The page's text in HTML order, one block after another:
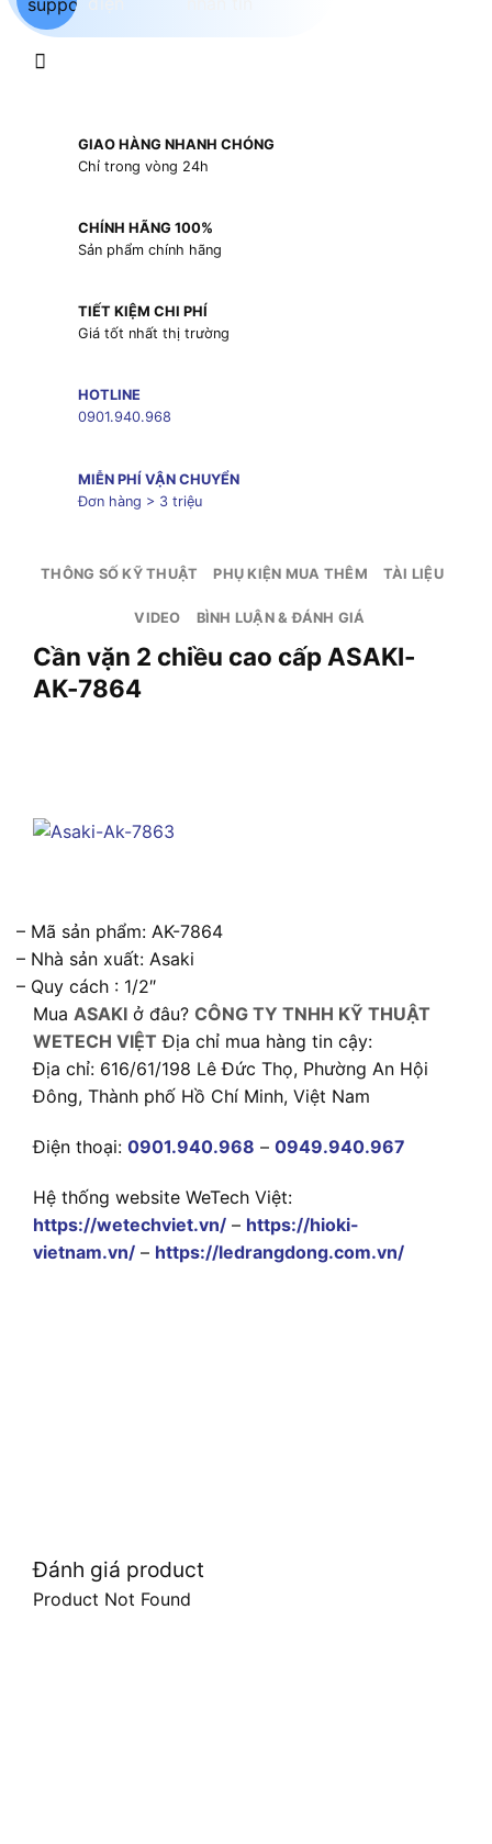
GIAO HÀNG NHANH CHÓNG
Chỉ trong vòng 24h
CHÍNH HÃNG 100%
Sản phẩm chính hãng
TIẾT KIỆM CHI PHÍ
Giá tốt nhất thị trường
HOTLINE
0901.940.968
MIỄN PHÍ VẬN CHUYỂN
Đơn hàng > 3 triệu
THÔNG SỐ KỸ THUẬT PHỤ KIỆN MUA THÊM TÀI LIỆU
VIDEO BÌNH LUẬN & ĐÁNH GIÁ
Cần vặn 2 chiều cao cấp ASAKI-
AK-7864
– Mã sản phẩm: AK-7864
– Nhà sản xuất: Asaki
– Quy cách : 1/2″
Mua ASAKI ở đâu? CÔNG TY TNHH KỸ THUẬT
WETECH VIỆT Địa chỉ mua hàng tin cậy:
Địa chỉ: 616/61/198 Lê Đức Thọ, Phường An Hội
Đông, Thành phố Hồ Chí Minh, Việt Nam
Điện thoại: 0901.940.968 – 0949.940.967
Hệ thống website WeTech Việt:
https://wetechviet.vn/ – https://hioki-
vietnam.vn/ – https://ledrangdong.com.vn/
Đánh giá product
Product Not Found